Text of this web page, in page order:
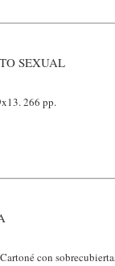
SEXUAL
266 pp.
con